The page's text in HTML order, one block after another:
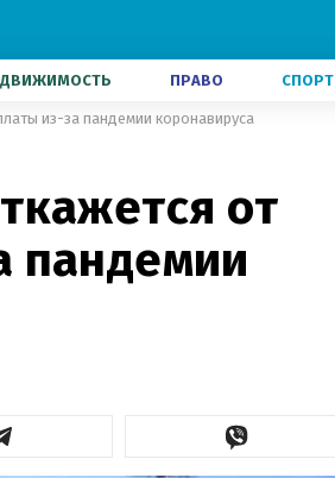
ПРАВО СПОРТ
из-за пандемии коронавируса
от
пандемии